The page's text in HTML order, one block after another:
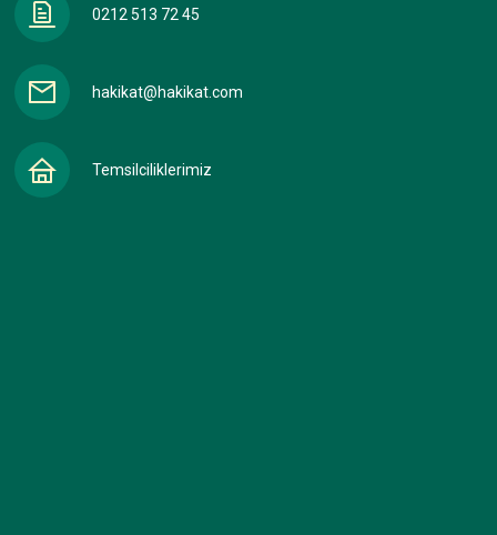
0212 513 72 45
hakikat@hakikat.com
Temsilciliklerimiz